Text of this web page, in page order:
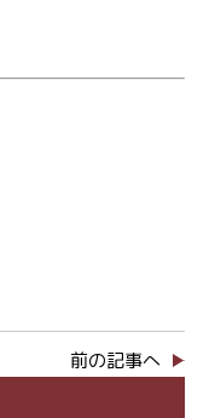
前の記事へ